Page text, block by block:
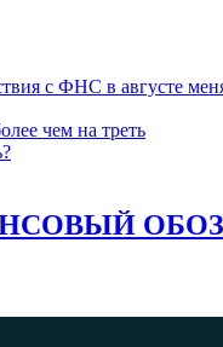
с ФНС в августе
чем на треть